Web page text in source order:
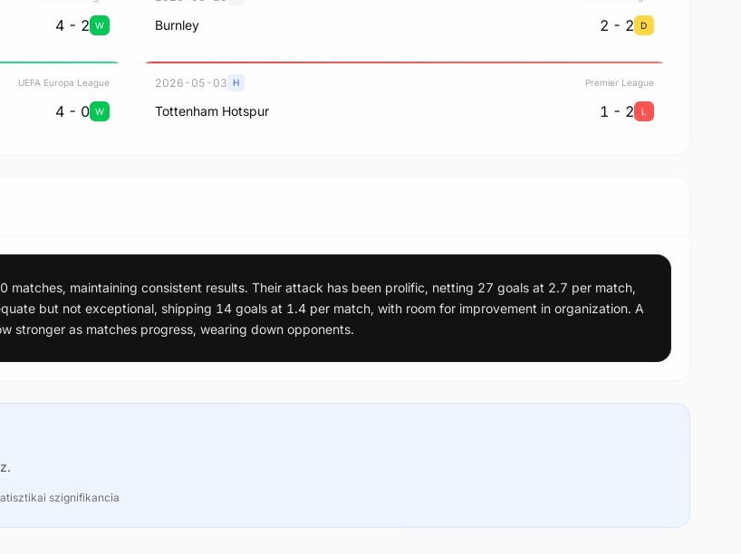
4 - 2 W Burnley 2 - 2 D
UEFA Europa League
4 - 0 W
2026-05-03 H Premier League
Tottenham Hotspur 1 - 2 L
matches, maintaining consistent results. Their attack has been prolific, netting 27 goals at 2.7 per match,
but not exceptional, shipping 14 goals at 1.4 per match, with room for improvement in organization. A
as matches progress, wearing down opponents.
szignifikancia